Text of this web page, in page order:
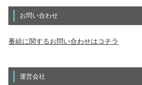
お問い合わせ
番組に関するお問い合わせはコチラ
運営会社